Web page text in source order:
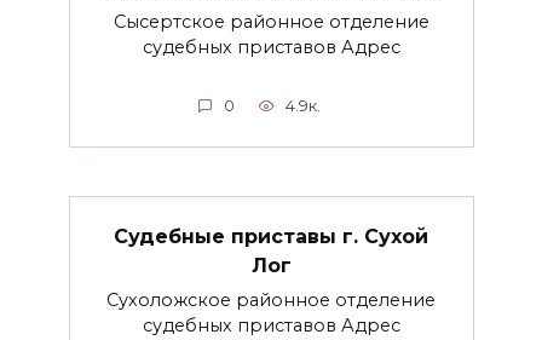
Сысертское районное отделение
судебных приставов Адрес
0 4.9к.
Судебные приставы г. Сухой
Лог
Сухоложское районное отделение
судебных приставов Адрес